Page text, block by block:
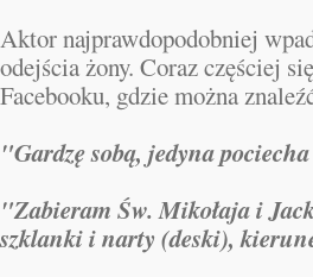
Aktor najprawdopodobniej
odejścia żony. Coraz częściej
Facebooku, gdzie można
"Gardzę sobą, jedyna
"Zabieram Św. Mikołaja i
szklanki i narty (deski),